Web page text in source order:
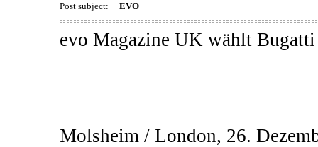
Post subject:
EVO
evo Magazine UK wählt
Molsheim / London, 26.